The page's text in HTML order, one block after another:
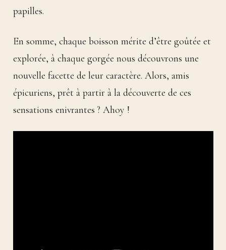
papilles.
En somme, chaque boisson mérite d’être goûtée et
explorée, à chaque gorgée nous découvrons une
nouvelle facette de leur caractère. Alors, amis
épicuriens, prêt à partir à la découverte de ces
sensations enivrantes ? Ahoy !